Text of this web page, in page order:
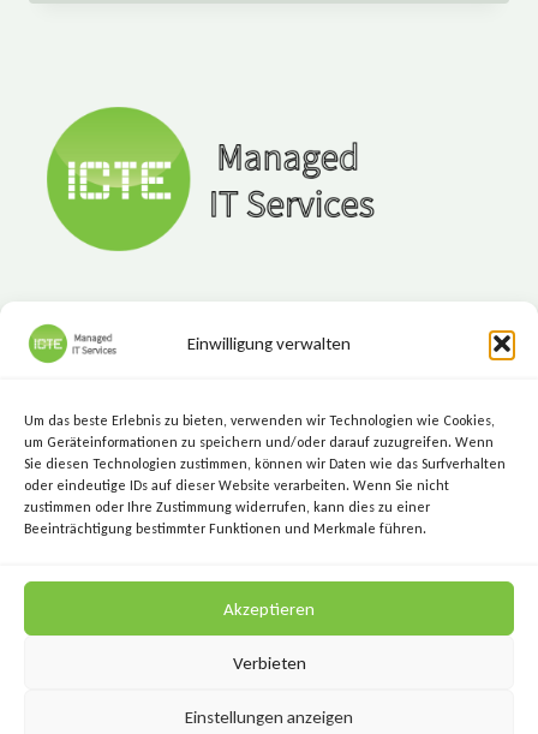
Einwilligung verwalten
Um das beste Erlebnis zu bieten, verwenden wir Technologien wie Cookies,
um Geräteinformationen zu speichern und/oder darauf zuzugreifen. Wenn
Sie diesen Technologien zustimmen, können wir Daten wie das Surfverhalten
oder eindeutige IDs auf dieser Website verarbeiten. Wenn Sie nicht
zustimmen oder Ihre Zustimmung widerrufen, kann dies zu einer
Beeinträchtigung bestimmter Funktionen und Merkmale führen.
Akzeptieren
Verbieten
Einstellungen anzeigen
DER
EINSTIEG
IN
DIE
NEUE
Marktgasse 7, 8720 Knittelfeld
+43 (3512) 209 00
info@icte.biz
KEEP IT SIMPLE.